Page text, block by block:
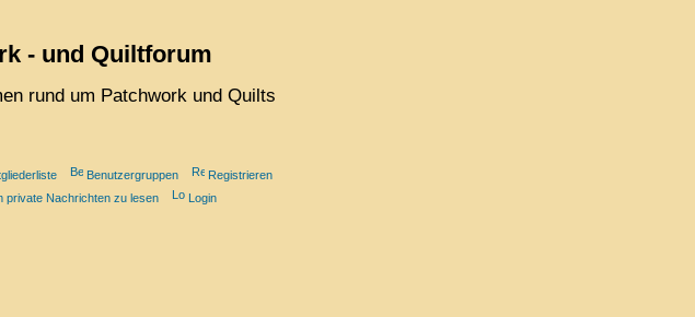
- und Quiltforum
rund um Patchwork und Quilts
Benutzergruppen
Registrieren
private Nachrichten zu lesen
Login